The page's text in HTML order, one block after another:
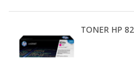
TONER HP